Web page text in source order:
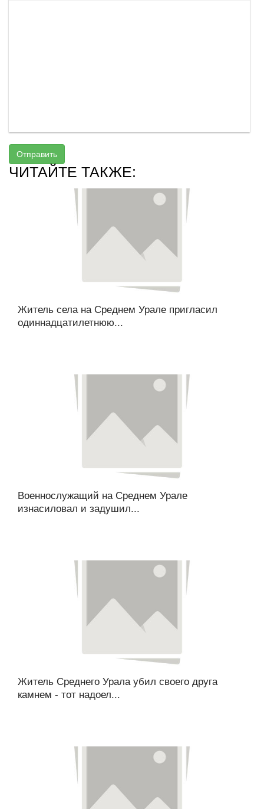
Отправить
ЧИТАЙТЕ ТАКЖЕ:
Житель села на Среднем Урале пригласил
одиннадцатилетнюю...
Военнослужащий на Среднем Урале
изнасиловал и задушил...
Житель Среднего Урала убил своего друга
камнем - тот надоел...